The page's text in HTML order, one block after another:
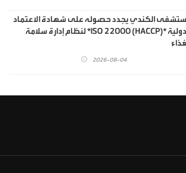
الكندي يجدد حصوله على شهادة الاعتماد
الدولية *ISO 22000 (HACCP)* لنظام إدارة سلامة
2026-08-04